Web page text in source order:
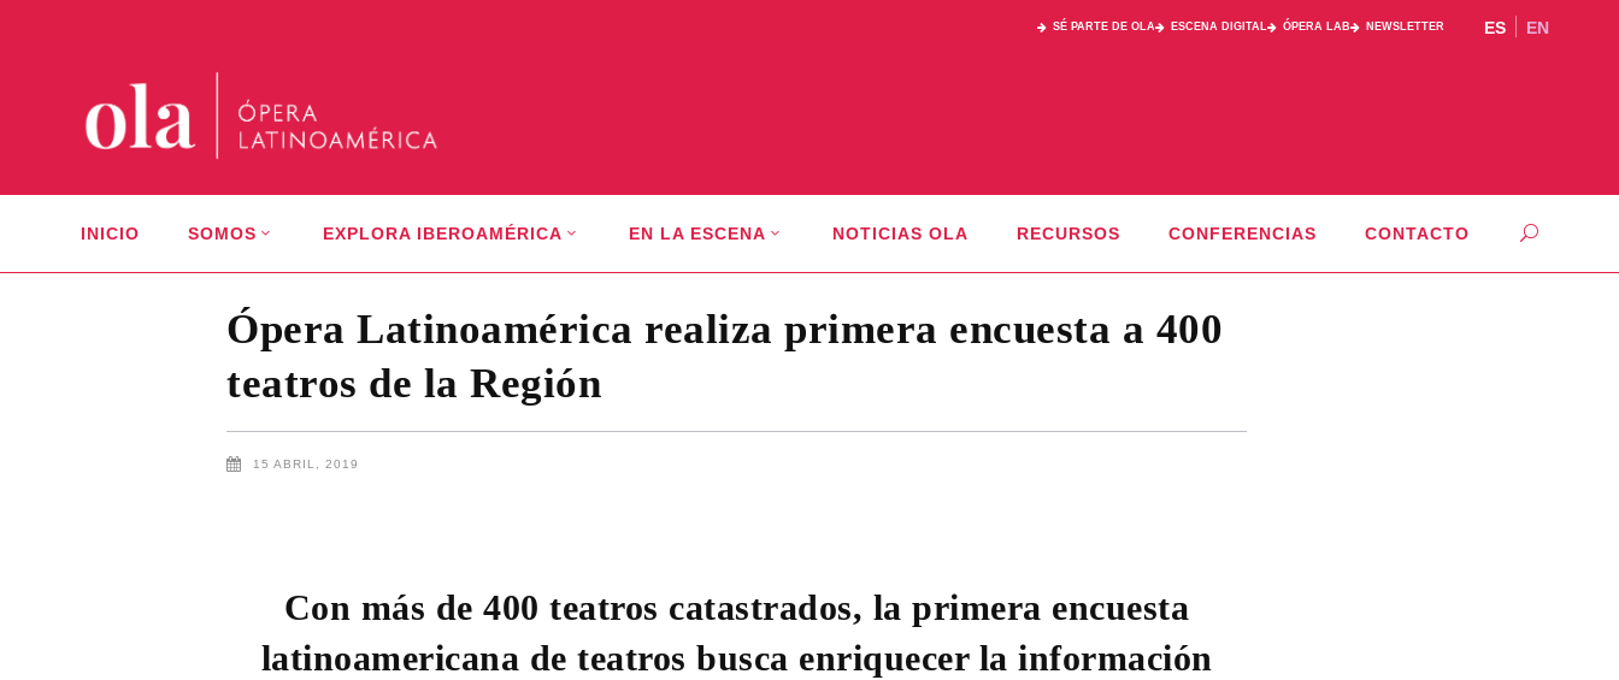
SÉ PARTE DE OLA ESCENA DIGITAL ÓPERA LAB NEWSLETTER ES EN
INICIO SOMOS EXPLORA IBEROAMÉRICA EN LA ESCENA NOTICIAS OLA RECURSOS CONFERENCIAS CONTACTO
Ópera Latinoamérica realiza primera encuesta a 400
teatros de la Región
15 ABRIL, 2019
Con más de 400 teatros catastrados, la primera encuesta
latinoamericana de teatros busca enriquecer la información